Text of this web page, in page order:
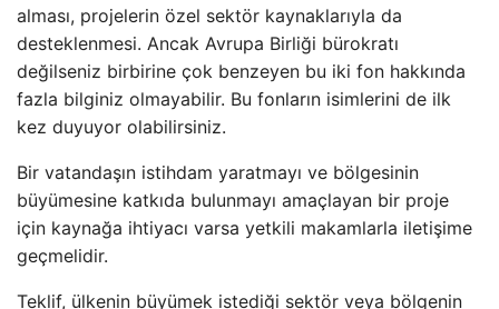
alması, projelerin özel sektör kaynaklarıyla da
desteklenmesi. Ancak Avrupa Birliği bürokratı
değilseniz birbirine çok benzeyen bu iki fon hakkında
fazla bilginiz olmayabilir. Bu fonların isimlerini de ilk
kez duyuyor olabilirsiniz.
Bir vatandaşın istihdam yaratmayı ve bölgesinin
büyümesine katkıda bulunmayı amaçlayan bir proje
için kaynağa ihtiyacı varsa yetkili makamlarla iletişime
geçmelidir.
Teklif, ülkenin büyümek istediği sektör veya bölgenin